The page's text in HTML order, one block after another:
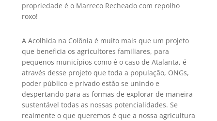
propriedade é o Marreco Recheado com repolho
roxo!
A Acolhida na Colônia é muito mais que um projeto
que beneficia os agricultores familiares, para
pequenos municípios como é o caso de Atalanta, é
através desse projeto que toda a população, ONGs,
poder público e privado estão se unindo e
despertando para as formas de explorar de maneira
sustentável todas as nossas potencialidades. Se
realmente o que queremos é que a nossa agricultura